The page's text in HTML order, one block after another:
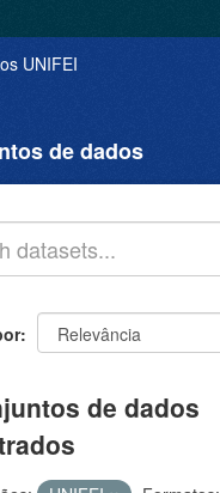
de dados
de dados